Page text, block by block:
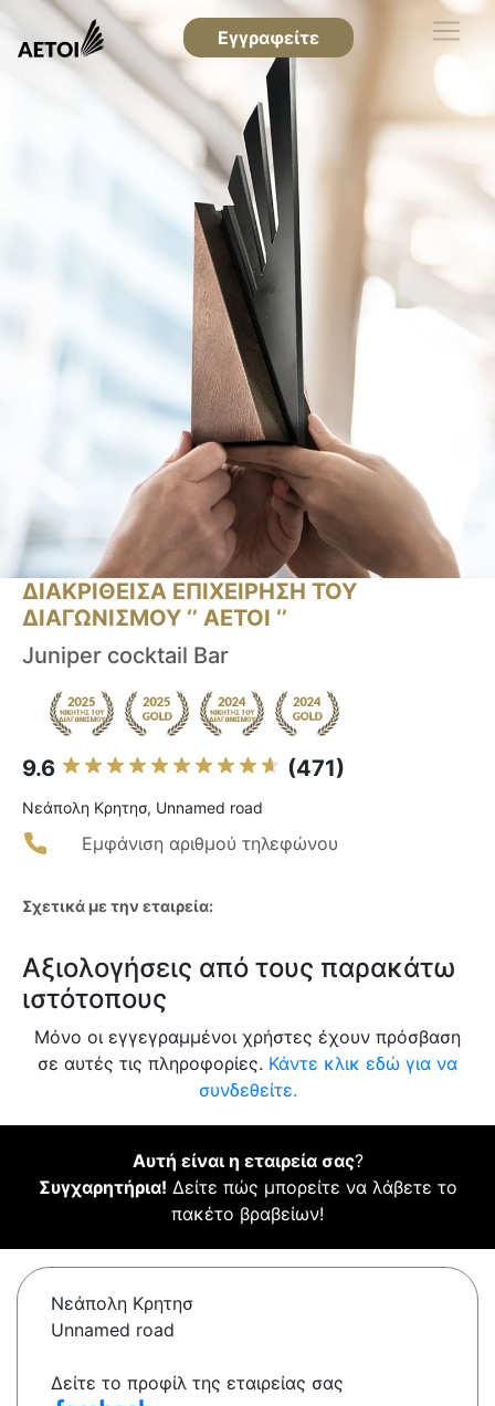
Εγγραφείτε
ΔΙΑΚΡΙΘΕΙΣΑ ΕΠΙΧΕΙΡΗΣΗ ΤΟΥ
ΔΙΑΓΩΝΙΣΜΟΥ ‘’ ΑΕΤΟΙ ‘’
Juniper cocktail Bar
9.6 (471)
Νεάπολη Κρητησ, Unnamed road
Εμφάνιση αριθμού τηλεφώνου
Σχετικά με την εταιρεία:
Αξιολογήσεις από τους παρακάτω
ιστότοπους
Μόνο οι εγγεγραμμένοι χρήστες έχουν πρόσβαση
σε αυτές τις πληροφορίες. Κάντε κλικ εδώ για να
συνδεθείτε.
Αυτή είναι η εταιρεία σας?
Συγχαρητήρια! Δείτε πώς μπορείτε να λάβετε το
πακέτο βραβείων!
Νεάπολη Κρητησ
Unnamed road
Δείτε το προφίλ της εταιρείας σας